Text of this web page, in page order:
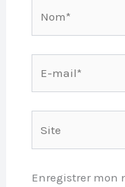
Enregistrer mon